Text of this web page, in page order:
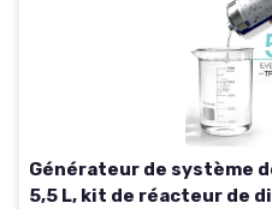
Générateur de système
5,5 L, kit de réacteur de